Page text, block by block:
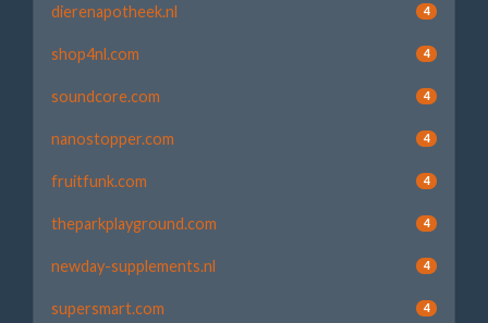
dierenapotheek.nl 4
shop4nl.com 4
soundcore.com 4
nanostopper.com 4
fruitfunk.com 4
theparkplayground.com 4
newday-supplements.nl 4
supersmart.com 4